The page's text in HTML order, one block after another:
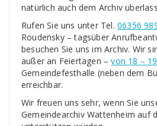
natürlich auch dem Archiv
Rufen Sie uns unter Tel. 06356
Roudensky – tagsüber
besuchen Sie uns im Archiv. Wir
außer an Feiertagen –von 18 –
Gemeindefesthalle (neben dem
erreichbar.
Wir freuen uns sehr, wenn Sie
Gemeindearchiv Wattenheim auf